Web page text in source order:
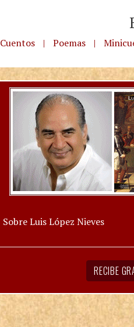
Cuentos | Poemas |
Sobre Luis López Nieves
RECIBE